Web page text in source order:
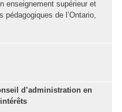
enseignement supérieur et
pédagogiques de l’Ontario,
d’administration en